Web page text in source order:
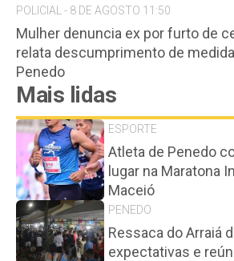
POLICIAL - 8 DE AGOSTO 11:50
Mulher denuncia ex por furto de
relata descumprimento de
Penedo
Mais lidas
ESPORTE
Atleta de Penedo
lugar na Maratona
Maceió
PENEDO
Ressaca do Arraiá
expectativas e